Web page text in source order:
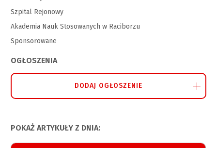
Szpital Rejonowy
Akademia Nauk Stosowanych w Raciborzu
Sponsorowane
OGŁOSZENIA
DODAJ OGŁOSZENIE
POKAŻ ARTYKUŁY Z DNIA: